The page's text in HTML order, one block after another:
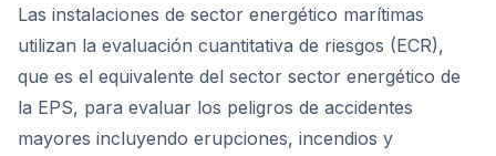
Las instalaciones de sector energético marítimas
utilizan la evaluación cuantitativa de riesgos (ECR),
que es el equivalente del sector sector energético de
la EPS, para evaluar los peligros de accidentes
mayores incluyendo erupciones, incendios y